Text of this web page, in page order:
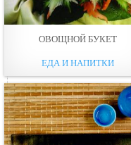
ОВОЩНОЙ БУКЕТ
ЕДА И НАПИТКИ